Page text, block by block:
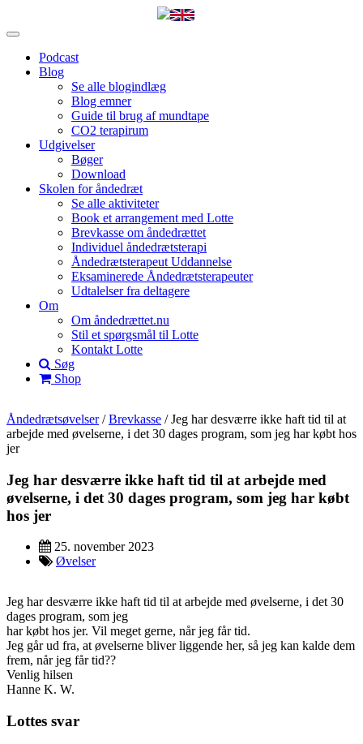
Podcast
Blog
Se alle blogindlæg
Blog emner
Guide til brug af mundtape
CO2 terapirum
Udgivelser
Bøger
Download
Skolen for åndedræt
Se alle aktiviteter
Book et arrangement med Lotte
Brevkasse om åndedrættet
Individuel åndedrætsterapi
Åndedrætsterapeut Uddannelse
Eksaminerede Åndedrætsterapeuter
Udtalelser fra deltagere
Om
Om åndedrættet.nu
Stil et spørgsmål til Lotte
Kontakt Lotte
Søg
Shop
Åndedrætsøvelser/Brevkasse /Jeg har desværre ikke haft tid til at
arbejde med øvelserne, i det 30 dages program, som jeg har købt hos
jer
Jeg har desværre ikke haft tid til at arbejde med
øvelserne, i det 30 dages program, som jeg har købt
hos jer
25. november 2023
Øvelser
Jeg har desværre ikke haft tid til at arbejde med øvelserne, i det 30
dages program, som jeg
har købt hos jer. Vil meget gerne, når jeg får tid.
Jeg går ud fra, at øvelserne bliver liggende her, så jeg kan kalde dem
frem, når jeg får tid??
Venlig hilsen
Hanne K. W.
Lottes svar